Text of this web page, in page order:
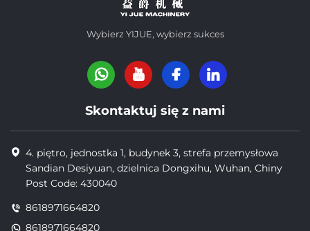
Wybierz YIJUE, wybierz sukces
Skontaktuj się z nami
4. piętro, jednostka 1, budynek 3, strefa przemysłowa
Sandian Desiyuan, dzielnica Dongxihu, Wuhan, Chiny
Post Code: 430040
8618971664820
8618971664820